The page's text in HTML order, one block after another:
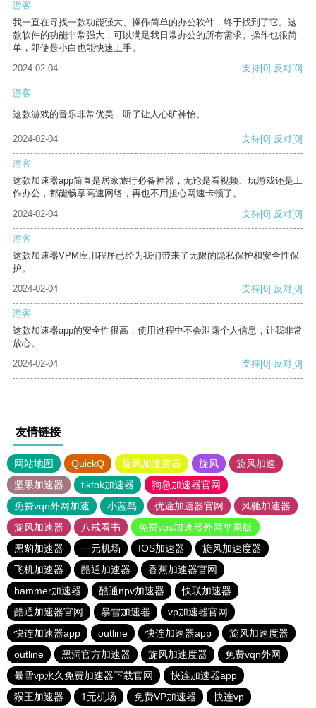
游客
我一直在寻找一款功能强大、操作简单的办公软件，终于找到了它。这
款软件的功能非常强大，可以满足我日常办公的所有需求。操作也很简
单，即使是小白也能快速上手。
2024-02-04
支持[0] 反对[0]
游客
这款游戏的音乐非常优美，听了让人心旷神怡。
2024-02-04 支持[0] 反对[0]
游客
这款加速器app简直是居家旅行必备神器，无论是看视频、玩游戏还是工
作办公，都能畅享高速网络，再也不用担心网速卡顿了。
2024-02-04
支持[0] 反对[0]
游客
这款加速器VPM应用程序已经为我们带来了无限的隐私保护和安全性保
护。
2024-02-04
支持[0] 反对[0]
游客
这款加速器app的安全性很高，使用过程中不会泄露个人信息，让我非常
放心。
2024-02-04
支持[0] 反对[0]
友情链接
网站地图 QuickQ 旋风加速度器 旋风
旋风加速
坚果加速器
tiktok加速器
狗急加速器官网
免费vqn外网加速
小蓝鸟 优途加速器官网
风驰加速器
旋风加速器
八戒看书
免费vps加速器外网苹果版
黑豹加速器
一元机场 IOS加速器
旋风加速度器
飞机加速器
酷通加速器
香蕉加速器官网
hammer加速器
酷通npv加速器
快联加速器
酷通加速器官网
暴雪加速器
vp加速器官网
快连加速器app
outline 快连加速器app
旋风加速度器
outline
黑洞官方加速器 旋风加速度器
免费vqn外网
暴雪vp永久免费加速器下载官网
快连加速器app
猴王加速器
1元机场 免费VP加速器 快连vp